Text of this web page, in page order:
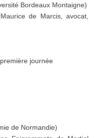
Bordeaux Montaigne)
de Marcis, avocat,
journée
de Normandie)